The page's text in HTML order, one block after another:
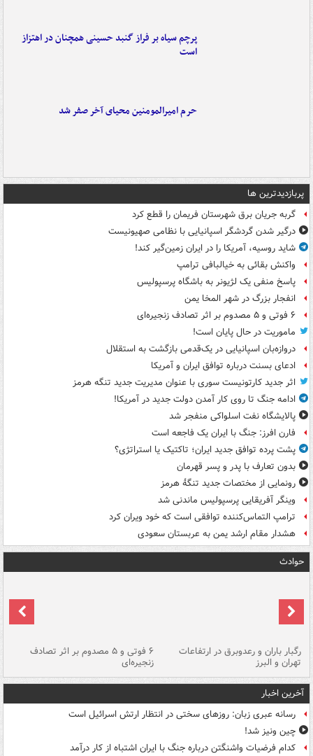
پرچم سیاه بر فراز گنبد حسینی همچنان در اهتزاز
است
حرم امیرالمومنین محیای آخر صفر شد
پربازدیدترین ها
گربه جریان برق شهرستان فریمان را قطع کرد
درگیر شدن گردشگر اسپانیایی با نظامی صهیونیست
شاید روسیه، آمریکا را در ایران زمین‌گیر کند!
واکنش بقائی به خیالبافی ترامپ
پاسخ منفی یک لژیونر به باشگاه پرسپولیس
انفجار بزرگ در شهر المخا یمن
۶ فوتی و ۵ مصدوم بر اثر تصادف زنجیره‌ای
ماموریت در حال پایان است!
دروازه‌بان اسپانیایی در یک‌قدمی بازگشت به استقلال
ادعای بسنت درباره توافق ایران و آمریکا
اثر جدید کارتونیست سوری با عنوان مدیریت جدید تنگه هرمز
ادامه جنگ تا روی کار آمدن دولت جدید در آمریکا!
پالایشگاه نفت اسلواکی منفجر شد
فارن افرز: جنگ با ایران یک فاجعه است
پشت پرده توافق جدید ایران؛ تاکتیک یا استراتژی؟
بدون تعارف با پدر و پسر قهرمان
رونمایی از مختصات جدید تنگۀ هرمز
وینگر آفریقایی پرسپولیس ماندنی شد
ترامپ التماس‌کننده توافقی است که خود ویران کرد
هشدار مقام ارشد یمن به عربستان سعودی
حوادث
رگبار باران و رعدوبرق در ارتفاعات
تهران و البرز
۶ فوتی و ۵ مصدوم بر اثر تصادف
زنجیره‌ای
آخرین اخبار
رسانه عبری زبان: روزهای سختی در انتظار ارتش اسرائیل است
چین ونیز شد!
کدام فرضیات واشنگتن درباره جنگ با ایران اشتباه از کار درآمد